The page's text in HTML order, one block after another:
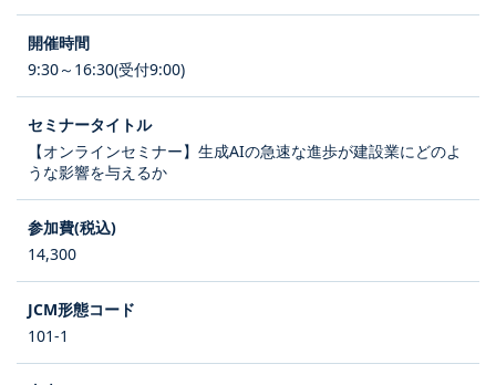
9:30～16:30(受付9:00)
【オンラインセミナー】生成AIの急速な進歩が建設業にどのよ
うな影響を与えるか
14,300
101-1